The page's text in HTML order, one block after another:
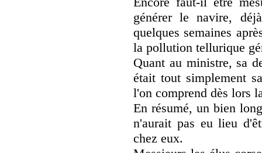
générer le navire,
quelques semaines
la pollution tellurique
Quant au ministre, sa
était tout simplement
l'on comprend dès lors
En résumé, un bien
n'aurait pas eu lieu
chez eux.